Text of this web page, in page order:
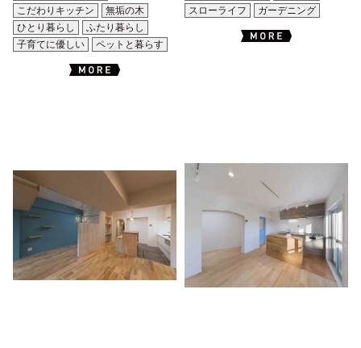
こだわりキッチン
無垢の木
ひとり暮らし
ふたり暮らし
子育てに優しい
ペットと暮らす
スローライフ
ガーデニング